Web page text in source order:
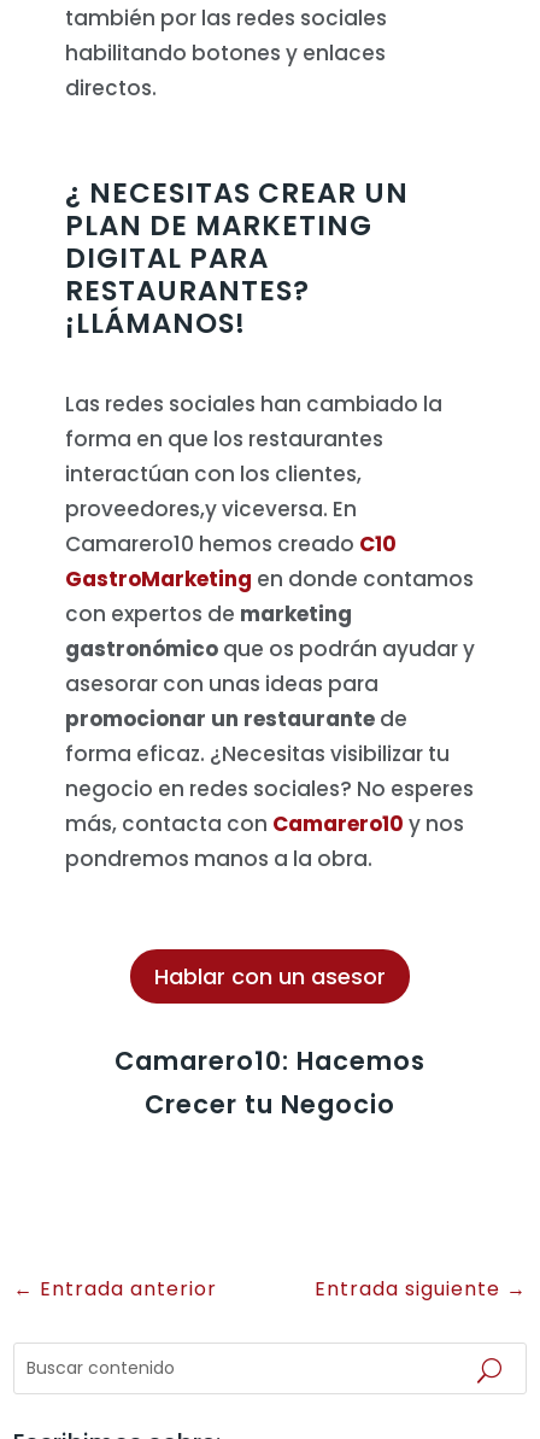
también por las redes sociales
habilitando botones y enlaces
directos.
¿ NECESITAS CREAR UN
PLAN DE MARKETING
DIGITAL PARA
RESTAURANTES?
¡LLÁMANOS!
Las redes sociales han cambiado la
forma en que los restaurantes
interactúan con los clientes,
proveedores,y viceversa. En
Camarero10 hemos creado C10
GastroMarketing en donde contamos
con expertos de marketing
gastronómicoque os podrán ayudar y
asesorar con unas ideas para
promocionar un restaurantede
forma eficaz. ¿Necesitas visibilizar tu
negocio en redes sociales? No esperes
más, contacta con Camarero10 y nos
pondremos manos a la obra.
Hablar con un asesor
Camarero10: Hacemos
Crecer tu Negocio
← Entrada anterior Entrada siguiente →